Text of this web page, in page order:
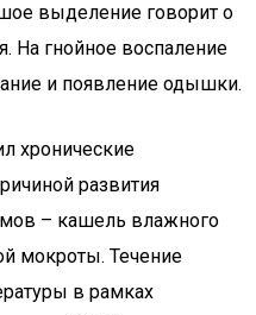
выделение говорит о
На гнойное воспаление
и появление одышки.
хронические
развития
– кашель влажного
мокроты. Течение
в рамках